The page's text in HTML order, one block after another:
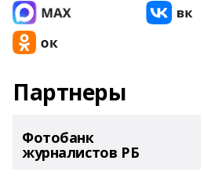
Партнеры
Фотобанк
журналистов РБ